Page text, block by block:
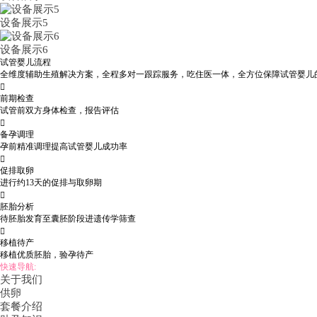
设备展示5
设备展示6
试管婴儿流程
全维度辅助生殖解决方案，全程多对一跟踪服务，吃住医一体，全方位保障试管婴儿

前期检查
试管前双方身体检查，报告评估

备孕调理
孕前精准调理提高试管婴儿成功率

促排取卵
进行约13天的促排与取卵期

胚胎分析
待胚胎发育至囊胚阶段进遗传学筛查

移植待产
移植优质胚胎，验孕待产
快速导航:
关于我们
供卵
套餐介绍